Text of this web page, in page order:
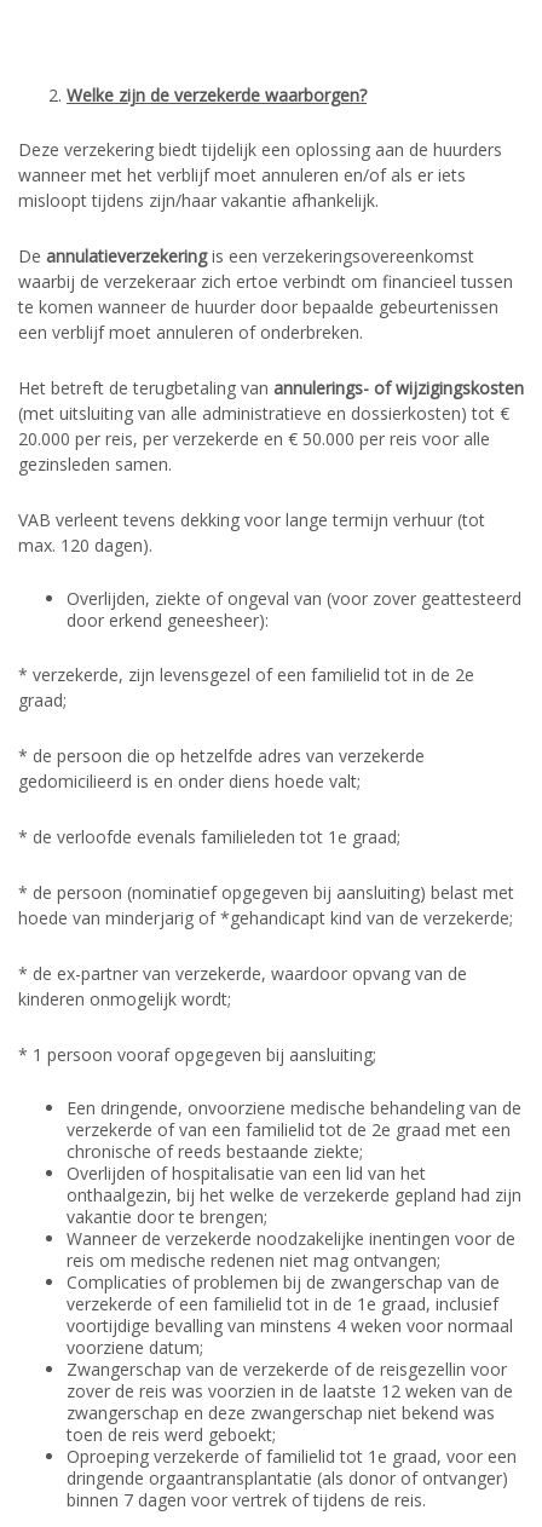
Welke zijn de verzekerde waarborgen?
Deze verzekering biedt tijdelijk een oplossing aan de huurders
wanneer met het verblijf moet annuleren en/of als er iets
misloopt tijdens zijn/haar vakantie afhankelijk.
De annulatieverzekeringis een verzekeringsovereenkomst
waarbij de verzekeraar zich ertoe verbindt om financieel tussen
te komen wanneer de huurder door bepaalde gebeurtenissen
een verblijf moet annuleren of onderbreken.
Het betreft de terugbetaling van annulerings- of wijzigingskosten
(met uitsluiting van alle administratieve en dossierkosten) tot €
20.000 per reis, per verzekerde en € 50.000 per reis voor alle
gezinsleden samen.
VAB verleent tevens dekking voor lange termijn verhuur (tot
max. 120 dagen).
Overlijden, ziekte of ongeval van (voor zover geattesteerd
door erkend geneesheer):
* verzekerde, zijn levensgezel of een familielid tot in de 2e
graad;
* de persoon die op hetzelfde adres van verzekerde
gedomicilieerd is en onder diens hoede valt;
* de verloofde evenals familieleden tot 1e graad;
* de persoon (nominatief opgegeven bij aansluiting) belast met
hoede van minderjarig of *gehandicapt kind van de verzekerde;
* de ex-partner van verzekerde, waardoor opvang van de
kinderen onmogelijk wordt;
* 1 persoon vooraf opgegeven bij aansluiting;
Een dringende, onvoorziene medische behandeling van de
verzekerde of van een familielid tot de 2e graad met een
chronische of reeds bestaande ziekte;
Overlijden of hospitalisatie van een lid van het
onthaalgezin, bij het welke de verzekerde gepland had zijn
vakantie door te brengen;
Wanneer de verzekerde noodzakelijke inentingen voor de
reis om medische redenen niet mag ontvangen;
Complicaties of problemen bij de zwangerschap van de
verzekerde of een familielid tot in de 1e graad, inclusief
voortijdige bevalling van minstens 4 weken voor normaal
voorziene datum;
Zwangerschap van de verzekerde of de reisgezellin voor
zover de reis was voorzien in de laatste 12 weken van de
zwangerschap en deze zwangerschap niet bekend was
toen de reis werd geboekt;
Oproeping verzekerde of familielid tot 1e graad, voor een
dringende orgaantransplantatie (als donor of ontvanger)
binnen 7 dagen voor vertrek of tijdens de reis.